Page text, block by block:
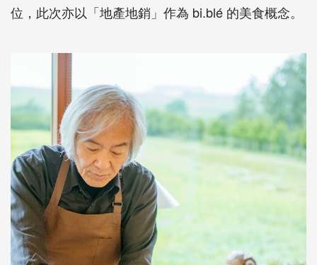
位，此次亦以「地產地銷」作為 bi.blé 的美食概念。